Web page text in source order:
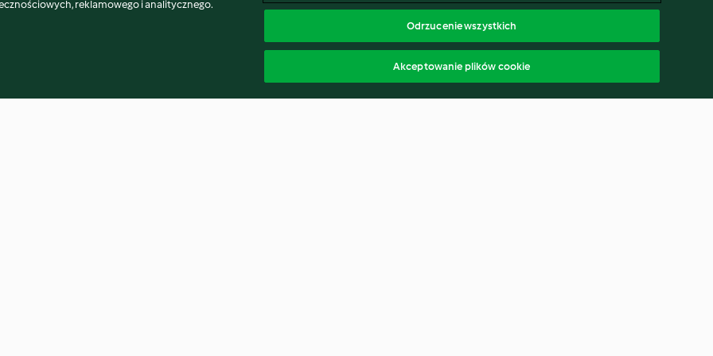
reklamowego i analitycznego.
Odrzucenie wszystkich
Akceptowanie plików cookie